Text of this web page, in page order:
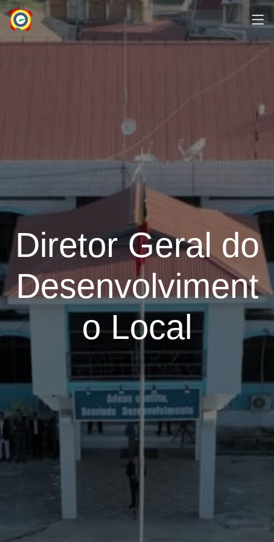
Diretor Geral do
Desenvolviment
o Local